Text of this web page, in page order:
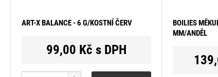
ART-X BALANCE - 6 G/KOSTNÍ ČERV
99,00 Kč s DPH
BOILIES
MM/ANDĚL